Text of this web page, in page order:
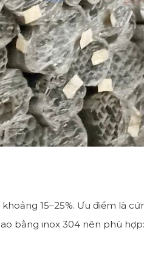
15–25%. Ưu điểm là
bằng inox 304 nên phù hợp: